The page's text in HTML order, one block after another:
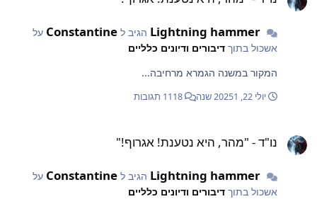
Lightning hammer הגיב ל Constantine על
אשכול בתוך דיבורים ודיונים כלליים
המקור במשנה הגמרא מרחיבה...
יולי 22, 2025 1 שנה
נו"ד - "מהר, היא נטענת! אגרוף!"
Lightning hammer הגיב ל Constantine על
אשכול בתוך דיבורים ודיונים כלליים